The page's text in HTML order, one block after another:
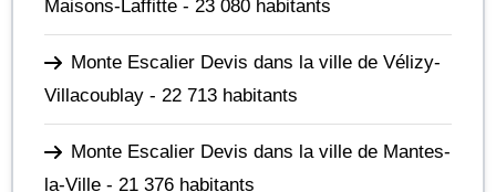
Maisons-Laffitte - 23 080 habitants
Monte Escalier Devis dans la ville de Vélizy-
Villacoublay - 22 713 habitants
Monte Escalier Devis dans la ville de Mantes-
la-Ville - 21 376 habitants